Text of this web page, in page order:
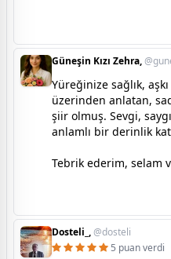
Güneşin Kızı Zehra,
Yüreğinize sağlık,
üzerinden anlatan,
şiir olmuş. Sevgi,
anlamlı bir derinlik
Tebrik ederim, selam
Dosteli_,@dosteli
5 puan verdi